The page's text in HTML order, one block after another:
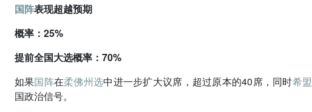
国阵表现超越预期
概率：25%
提前全国大选概率：70%
如果国阵在柔佛州选中进一步扩大议席，超过原本的40席，同时希盟
国政治信号。